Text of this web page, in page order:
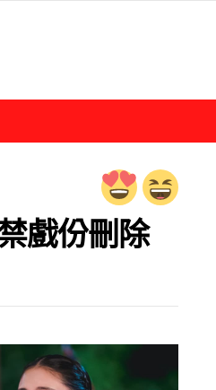
戲份刪除